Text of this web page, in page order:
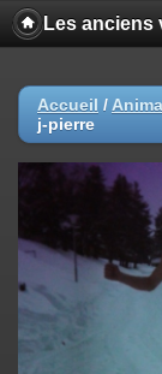
Les anciens
Accueil /
j-pierre